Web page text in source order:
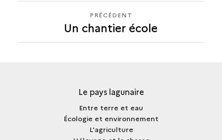
PRÉCÉDENT
PRÉCÉDENT
Un chantier école
Le pays lagunaire
Entre terre et eau
Écologie et environnement
L'agriculture